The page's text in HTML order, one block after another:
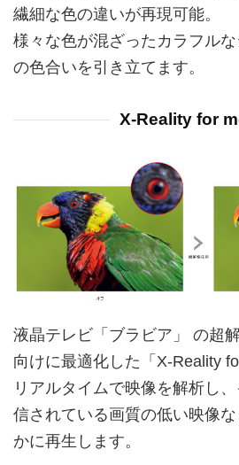
繊細な色の違いが再現可能。
様々な色が混ざったカラフル
の色合いを引き立てます。
X-Reality for
液晶テレビ「ブラビア」 の超
向けに最適化した「X-Reality
リアルタイムで映像を解析し
信されている画質の低い映像
かに再生します。